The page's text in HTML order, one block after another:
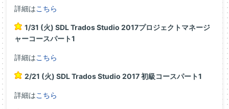
詳細はこちら
1/31 (火) SDL Trados Studio 2017プロジェクトマネージ
ャーコースパート1
詳細はこちら
2/21 (火) SDL Trados Studio 2017 初級コースパート1
詳細はこちら